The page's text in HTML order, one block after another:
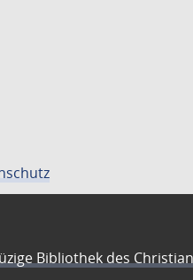
Bibliothek des